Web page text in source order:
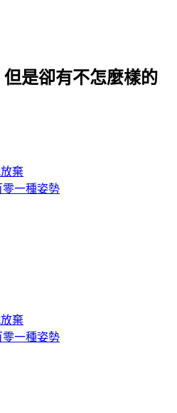
是卻有不怎麼樣的
棄
零一種姿勢
棄
零一種姿勢